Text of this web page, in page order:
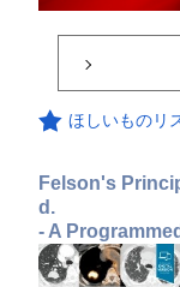
ほしいものリ
Felson's
d.
- A